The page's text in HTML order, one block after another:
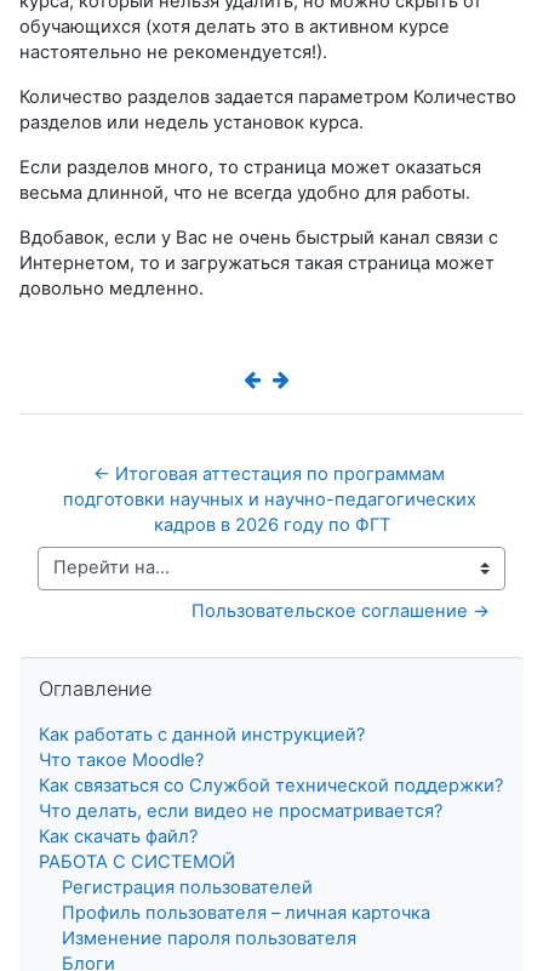
обучающихся (хотя делать это в актив­ном курсе
настоятельно не рекомендуется!).
Количество разделов задается параметром Количество
разделов или недель установок курса.
Если разделов много, то страница может ока­заться
весьма длинной, что не всегда удобно для работы.
Вдобавок, если у Вас не очень быстрый канал связи с
Интернетом, то и загружаться такая страница может
довольно медленно.
← Итоговая аттестация по программам
подготовки научных и научно-педагогических
кадров в 2026 году по ФГТ
Перейти на...
Пользовательское соглашение →
Оглавление
Как работать с данной инструкцией?
Что такое Мoodle?
Как связаться со Службой технической поддержки?
Что делать, если видео не просматривается?
Как скачать файл?
РАБОТА С СИСТЕМОЙ
Регистрация пользователей
Профиль пользователя – личная карточка
Изменение пароля пользователя
Блоги